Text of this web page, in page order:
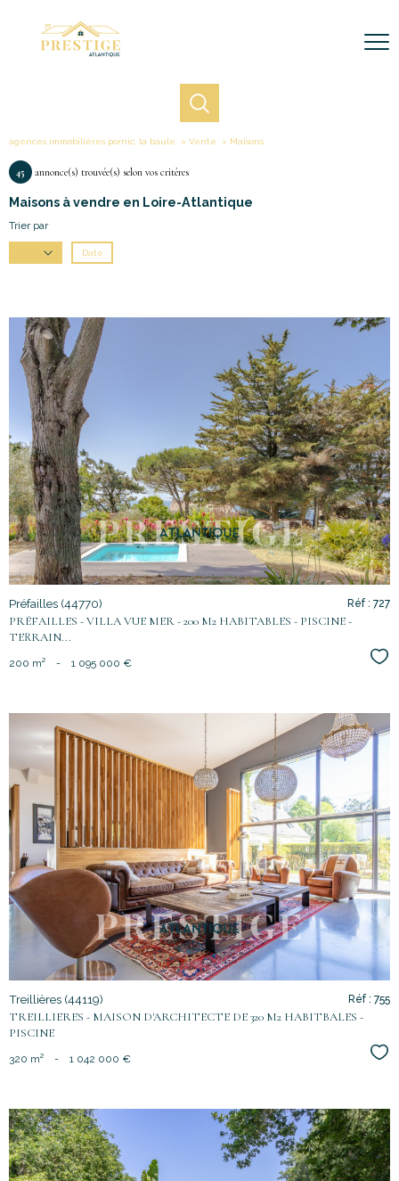
agences immobilières pornic, la baule Vente Maisons
45 annonce(s) trouvée(s) selon vos critères
Maisons à vendre en Loire-Atlantique
Trier par
Date
voir le
bien
Préfailles (44770)
PRÉFAILLES - VILLA VUE MER - 200 M2 HABITABLES - PISCINE -
TERRAIN...
Réf : 727
200 m² - 1 095 000 €
voir le
bien
Treillières (44119)
TREILLIERES - MAISON D'ARCHITECTE DE 320 M2 HABITBALES -
PISCINE
Réf : 755
320 m² - 1 042 000 €